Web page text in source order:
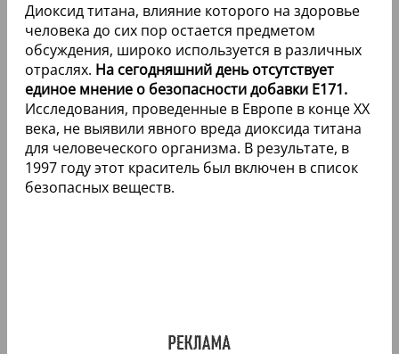
Диоксид титана, влияние которого на здоровье
человека до сих пор остается предметом
обсуждения, широко используется в различных
отраслях. На сегодняшний день отсутствует
единое мнение о безопасности добавки Е171.
Исследования, проведенные в Европе в конце XX
века, не выявили явного вреда диоксида титана
для человеческого организма. В результате, в
1997 году этот краситель был включен в список
безопасных веществ.